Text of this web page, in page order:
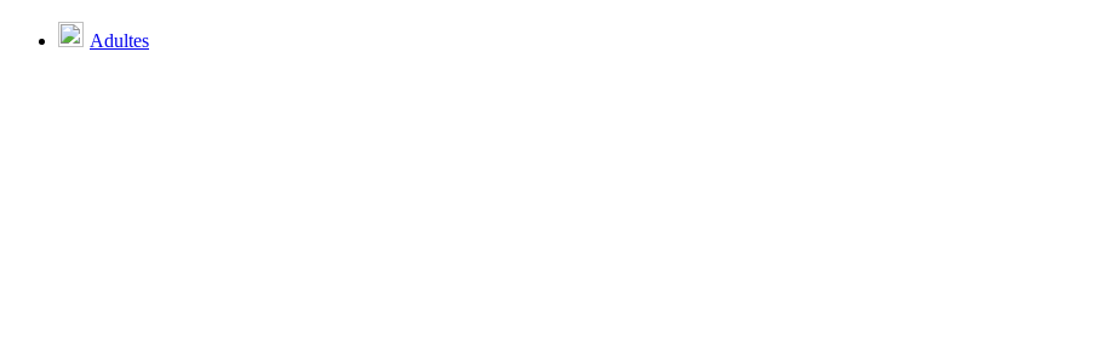
Adultes